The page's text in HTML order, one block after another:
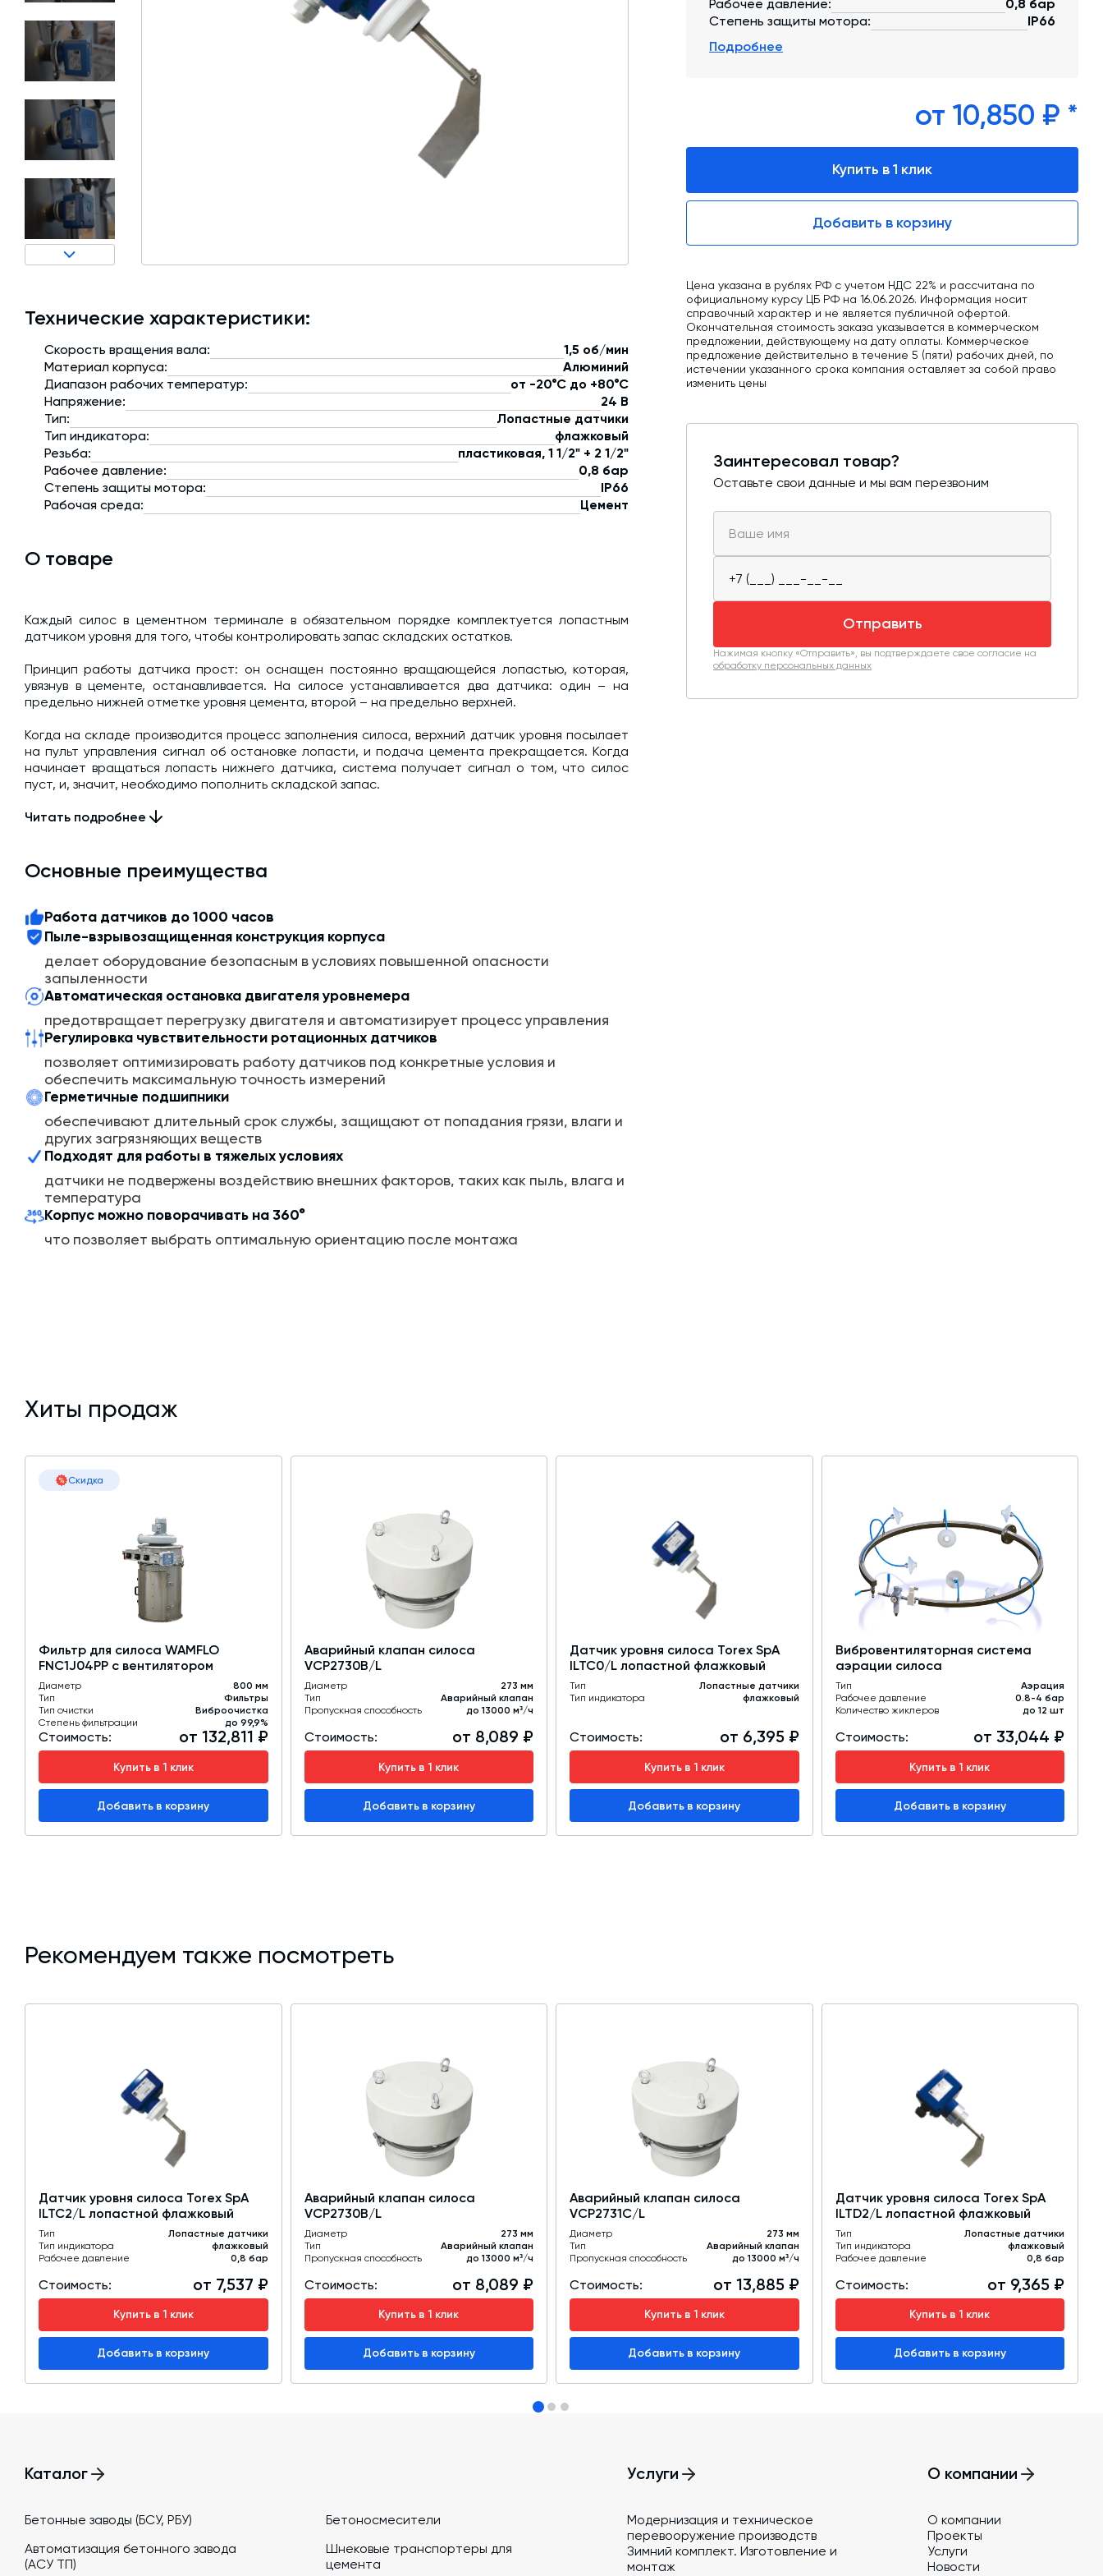
Затворы для силосов и дозаторов
Промышленные фильтры и комплектующие
Авто и Ж/Д весы
Оборудование для производства ЖБИ
Телескопические загрузчики
Датчики
Промышленные вибраторы
Рециклинг
Дробильно-сортировочный комплекс
Околопрессовочное оборудование
Автоматизированные системы управления
(АСУ ТП) любой сложности
Экспертиза промышленной безопасности
Технический аудит бетонных заводов и
Проектирование технологических
линий,промышленных зданий и сооружений
Технические характеристики:
Скорость вращения вала:
1,5 об/мин
Материал корпуса:
Алюминий
Диапазон рабочих температур:
от -20°С до +80°С
Напряжение:
24 В
Тип:
Лопастные датчики
Тип индикатора:
флажковый
Резьба:
пластиковая, 1 1/2" + 2 1/2"
Рабочее давление:
0,8 бар
Степень защиты мотора:
IP66
Рабочая среда:
Цемент
О товаре
Каждый силос в цементном терминале в обязательном порядке комплектуется лопастным
датчиком уровня для того, чтобы контролировать запас складских остатков.
Принцип работы датчика прост: он оснащен постоянно вращающейся лопастью, которая,
увязнув в цементе, останавливается. На силосе устанавливается два датчика: один – на
предельно нижней отметке уровня цемента, второй – на предельно верхней.
Когда на складе производится процесс заполнения силоса, верхний датчик уровня посылает
на пульт управления сигнал об остановке лопасти, и подача цемента прекращается. Когда
начинает вращаться лопасть нижнего датчика, система получает сигнал о том, что силос
пуст, и, значит, необходимо пополнить складской запас.
Читать подробнее
Основные преимущества
Работа датчиков до 1000 часов
Пыле-взрывозащищенная конструкция корпуса
делает оборудование безопасным в условиях повышенной опасности
запыленности
Автоматическая остановка двигателя уровнемера
предотвращает перегрузку двигателя и автоматизирует процесс управления
Регулировка чувствительности ротационных датчиков
позволяет оптимизировать работу датчиков под конкретные условия и
обеспечить максимальную точность измерений
Герметичные подшипники
обеспечивают длительный срок службы, защищают от попадания грязи, влаги и
других загрязняющих веществ
Подходят для работы в тяжелых условиях
датчики не подвержены воздействию внешних факторов, таких как пыль, влага и
температура
Корпус можно поворачивать на 360°
что позволяет выбрать оптимальную ориентацию после монтажа
Рабочее давление:
0,8 бар
Степень защиты мотора:
IP66
Подробнее
от 10,850 ₽ *
Купить в 1 клик
Добавить в корзину
Цена указана в рублях РФ с учетом НДС 22% и рассчитана по
официальному курсу ЦБ РФ на 16.06.2026. Информация носит
справочный характер и не является публичной офертой.
Окончательная стоимость заказа указывается в коммерческом
предложении, действующему на дату оплаты. Коммерческое
предложение действительно в течение 5 (пяти) рабочих дней, по
истечении указанного срока компания оставляет за собой право
изменить цены
Заинтересовал товар?
Оставьте свои данные и мы вам перезвоним
Отправить
Нажимая кнопку «Отправить», вы подтверждаете свое согласие на
обработку персональных данных
Хиты продаж
Скидка
Фильтр для силоса WAMFLO
FNC1J04PP с вентилятором
Диаметр
800 мм
Тип
Фильтры
Тип очистки
Виброочистка
Степень фильтрации
до 99,9%
Стоимость: от 132,811 ₽
Купить в 1 клик
Добавить в корзину
Аварийный клапан силоса
VCP2730B/L
Диаметр
273 мм
Тип
Аварийный клапан
Пропускная способность
до 13000 м³/ч
Стоимость: от 8,089 ₽
Купить в 1 клик
Добавить в корзину
Датчик уровня силоса Torex SpA
ILTC0/L лопастной флажковый
Тип
Лопастные датчики
Тип индикатора
флажковый
Стоимость: от 6,395 ₽
Купить в 1 клик
Добавить в корзину
Вибровентиляторная система
аэрации силоса
Тип
Аэрация
Рабочее давление
0.8-4 бар
Количество жиклеров
до 12 шт
Стоимость: от 33,044 ₽
Купить в 1 клик
Добавить в корзину
Рекомендуем также посмотреть
Датчик уровня силоса Torex SpA
ILTC2/L лопастной флажковый
Тип
Лопастные датчики
Тип индикатора
флажковый
Рабочее давление
0,8 бар
Стоимость: от 7,537 ₽
Купить в 1 клик
Добавить в корзину
Аварийный клапан силоса
VCP2730B/L
Диаметр
273 мм
Тип
Аварийный клапан
Пропускная способность
до 13000 м³/ч
Стоимость: от 8,089 ₽
Купить в 1 клик
Добавить в корзину
Аварийный клапан силоса
VCP2731C/L
Диаметр
273 мм
Тип
Аварийный клапан
Пропускная способность
до 13000 м³/ч
Стоимость: от 13,885 ₽
Купить в 1 клик
Добавить в корзину
Датчик уровня силоса Torex SpA
ILTD2/L лопастной флажковый
Тип
Лопастные датчики
Тип индикатора
флажковый
Рабочее давление
0,8 бар
Стоимость: от 9,365 ₽
Купить в 1 клик
Добавить в корзину
Каталог
Бетонные заводы (БСУ, РБУ)
Бетоносмесители
Автоматизация бетонного завода
(АСУ ТП)
Шнековые транспортеры для
цемента
Услуги
Модернизация и техническое
перевооружение производств
Зимний комплект. Изготовление и
монтаж
О компании
О компании
Проекты
Услуги
Новости